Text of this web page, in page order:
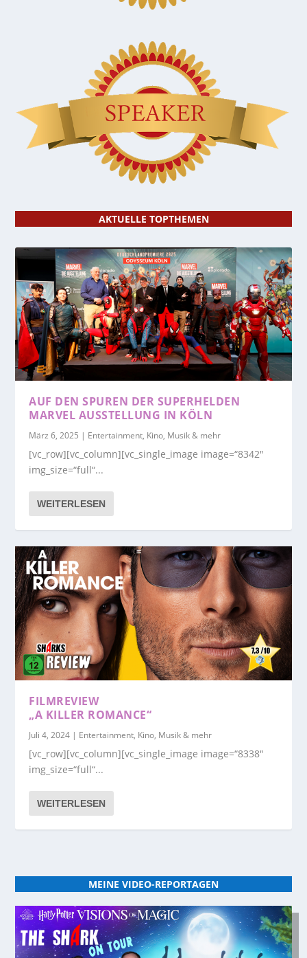
AKTUELLE TOPTHEMEN
AUF DEN SPUREN DER SUPERHELDEN
MARVEL AUSSTELLUNG IN KÖLN
März 6, 2025 | Entertainment, Kino, Musik & mehr
[vc_row][vc_column][vc_single_image image=“8342″
img_size=“full“...
WEITERLESEN
FILMREVIEW
„A KILLER ROMANCE“
Juli 4, 2024 | Entertainment, Kino, Musik & mehr
[vc_row][vc_column][vc_single_image image=“8338″
img_size=“full“...
WEITERLESEN
MEINE VIDEO-REPORTAGEN